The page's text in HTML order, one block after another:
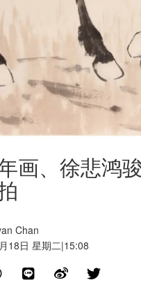
画、徐悲鸿
Chan
18日 星期二|15:08